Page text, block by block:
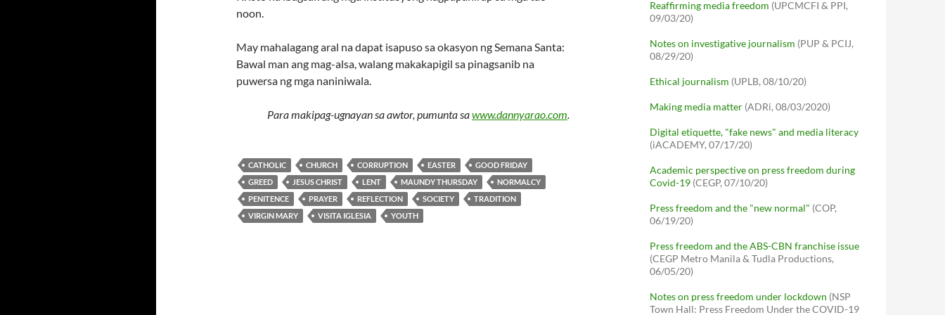
noon.
May mahalagang aral na dapat isapuso sa okasyon ng Semana Santa:
Bawal man ang mag-alsa, walang makakapigil sa pinagsanib na
puwersa ng mga naniniwala.
Para makipag-ugnayan sa awtor, pumunta sawww.dannyarao.com.
CATHOLIC CHURCH CORRUPTION EASTER
GOOD FRIDAY
GREED
JESUS CHRIST LENT MAUNDY THURSDAY
NORMALCY
PENITENCE
PRAYER REFLECTION SOCIETY
TRADITION
VIRGIN MARY
VISITA IGLESIA YOUTH
Reaffirming media freedom (UPCMCFI & PPI,
09/03/20)
Notes on investigative journalism (PUP & PCIJ,
08/29/20)
Ethical journalism (UPLB, 08/10/20)
Making media matter (ADRi, 08/03/2020)
Digital etiquette, "fake news" and media literacy
(iACADEMY, 07/17/20)
Academic perspective on press freedom during
Covid-19 (CEGP, 07/10/20)
Press freedom and the "new normal" (COP,
06/19/20)
Press freedom and the ABS-CBN franchise issue
(CEGP Metro Manila & Tudla Productions,
06/05/20)
Notes on press freedom under lockdown (NSP
Town Hall: Press Freedom Under the COVID-19